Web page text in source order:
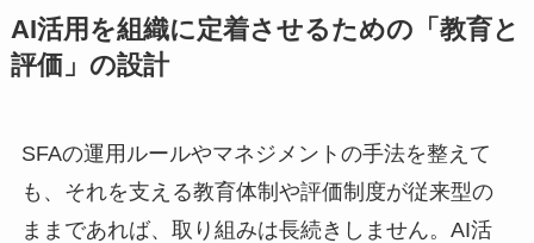
AI活用を組織に定着させるための「教育と
評価」の設計
SFAの運用ルールやマネジメントの手法を整えて
も、それを支える教育体制や評価制度が従来型の
ままであれば、取り組みは長続きしません。AI活